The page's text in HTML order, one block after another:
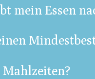
mein Essen